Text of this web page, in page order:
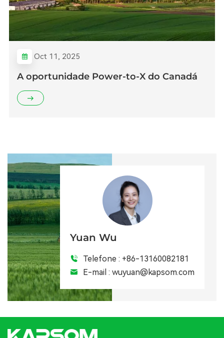
Oct 11, 2025
A oportunidade Power-to-X do Canadá
Yuan Wu
Telefone : +86-13160082181
E-mail : wuyuan@kapsom.com